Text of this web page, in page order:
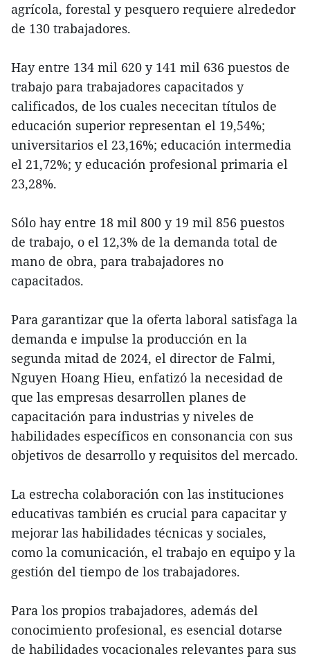
agrícola, forestal y pesquero requiere alrededor
de 130 trabajadores.
Hay entre 134 mil 620 y 141 mil 636 puestos de
trabajo para trabajadores capacitados y
calificados, de los cuales nececitan títulos de
educación superior representan el 19,54%;
universitarios el 23,16%; educación intermedia
el 21,72%; y educación profesional primaria el
23,28%.
Sólo hay entre 18 mil 800 y 19 mil 856 puestos
de trabajo, o el 12,3% de la demanda total de
mano de obra, para trabajadores no
capacitados.
Para garantizar que la oferta laboral satisfaga la
demanda e impulse la producción en la
segunda mitad de 2024, el director de Falmi,
Nguyen Hoang Hieu, enfatizó la necesidad de
que las empresas desarrollen planes de
capacitación para industrias y niveles de
habilidades específicos en consonancia con sus
objetivos de desarrollo y requisitos del mercado.
La estrecha colaboración con las instituciones
educativas también es crucial para capacitar y
mejorar las habilidades técnicas y sociales,
como la comunicación, el trabajo en equipo y la
gestión del tiempo de los trabajadores.
Para los propios trabajadores, además del
conocimiento profesional, es esencial dotarse
de habilidades vocacionales relevantes para sus